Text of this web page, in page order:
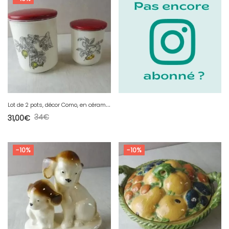
L
ot de 2 pots, décor Como, en céramique, de Villeroy & Boch
34€
31,00€
-10% -10%